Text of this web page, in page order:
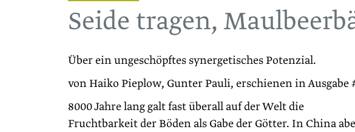
Seide tragen,
Über ein ungeschöpftes synergetisches Potenzial.
von Haiko Pieplow, Gunter Pauli, erschienen in Ausgabe
8000 Jahre lang galt fast überall auf der Welt die
Fruchtbarkeit der Böden als Gabe der Götter. In China